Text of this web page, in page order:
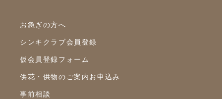
お急ぎの方へ
シンキクラブ会員登録
仮会員登録フォーム
供花・供物のご案内お申込み
事前相談